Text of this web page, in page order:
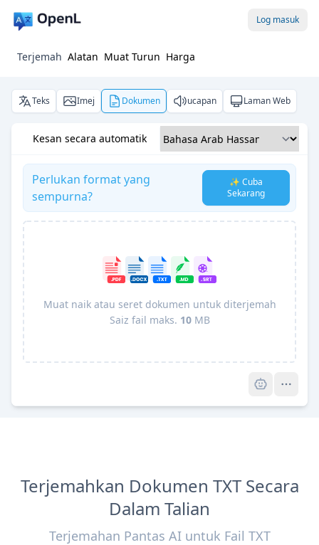
Log masuk
Terjemah Alatan Muat Turun Harga
Teks Imej Dokumen ucapan Laman Web
Kesan secara automatik
Perlukan format yang
sempurna?
✨ Cuba
Sekarang
Muat naik atau seret dokumen untuk diterjemah
Saiz fail maks. 10MB
Terjemahkan Dokumen TXT Secara
Dalam Talian
Terjemahan Pantas AI untuk Fail TXT